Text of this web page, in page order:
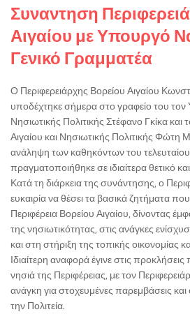
Συναντηση
Αιγαίου με Υπουργό
Γενικό Γραμματέα
Ο Περιφερειάρχης Βορείου Αιγαίου
υποδέχτηκε σήμερα στο γραφείο του
Νησιωτικής Πολιτικής Στέφανο Γκίκα και
Αιγαίου και Νησιωτικής Πολιτικής
ανάληψη των καθηκόντων του
πραγματοποιήθηκε σε ιδιαίτερα θετικό
Κατά τη διάρκεια της συνάντησης, ο
ευκαιρία να θέσει τα βασικά ζητήματα
Περιφέρεια Βορείου Αιγαίου, δίνοντας
της νησιωτικότητας, στις ανάγκες
και στη στήριξη της τοπικής οικονομίας
Ιδιαίτερη αναφορά έγινε στις
νησιά της Περιφέρειας, με τον
ανάγκη για στοχευμένες παρεμβάσεις
την Πολιτεία.